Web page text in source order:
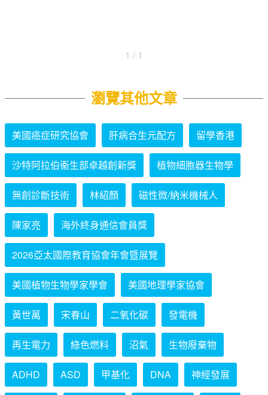
1 / 1
瀏覽其他文章
美國癌症研究協會 肝病合生元配方 留學香港
沙特阿拉伯衞生部卓越創新獎 植物細胞器生物學
無創診斷技術 林紹顏 磁性微/納米機械人
陳家亮 海外終身通信會員獎
2026亞太國際教育協會年會暨展覽
美國植物生物學家學會 美國地理學家協會
黃世萬 宋春山 二氧化碳 發電機
再生電力 綠色燃料 沼氣 生物廢棄物
ADHD ASD 甲基化 DNA 神經發展